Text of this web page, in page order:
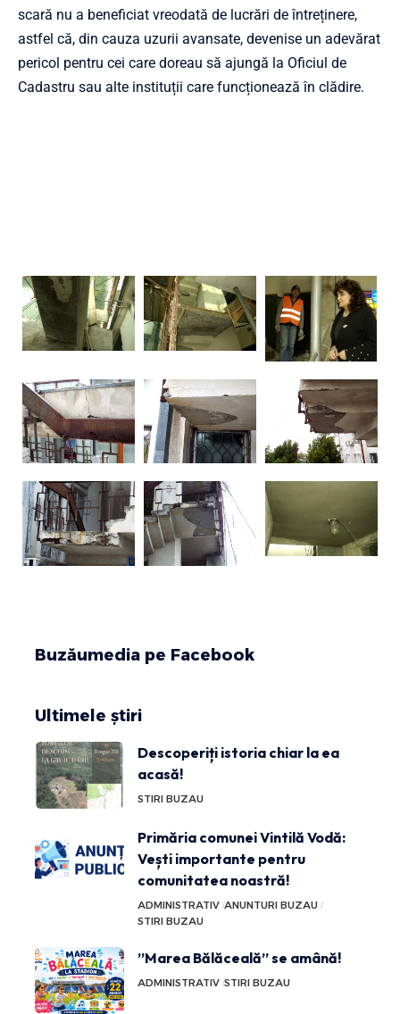
scară nu a beneficiat vreodată de lucrări de întreținere,
astfel că, din cauza uzurii avansate, devenise un adevărat
pericol pentru cei care doreau să ajungă la Oficiul de
Cadastru sau alte instituții care funcționează în clădire.
Buzăumedia pe Facebook
Ultimele știri
Descoperiți istoria chiar la ea
acasă!
STIRI BUZAU
Primăria comunei Vintilă Vodă:
Vești importante pentru
comunitatea noastră!
ADMINISTRATIV ANUNTURI BUZAU
STIRI BUZAU
”Marea Bălăceală” se amână!
ADMINISTRATIV STIRI BUZAU